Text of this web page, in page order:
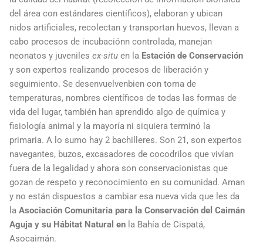
del área con estándares científicos), elaboran y ubican
nidos artificiales, recolectan y transportan huevos, llevan a
cabo procesos de incubaciónn controlada, manejan
neonatos y juveniles ex-situ en la Estación de Conservación
y son expertos realizando procesos de liberación y
seguimiento. Se desenvuelvenbien con toma de
temperaturas, nombres científicos de todas las formas de
vida del lugar, también han aprendido algo de química y
fisiología animal y la mayoría ni siquiera terminó la
primaria. A lo sumo hay 2 bachilleres. Son 21, son expertos
navegantes, buzos, excasadores de cocodrilos que vivían
fuera de la legalidad y ahora son conservacionistas que
gozan de respeto y reconocimiento en su comunidad. Aman
y no están dispuestos a cambiar esa nueva vida que les da
la Asociación Comunitaria para la Conservación del Caimán
Aguja y su Hábitat Natural en la Bahía de Cispatá,
Asocaimán.